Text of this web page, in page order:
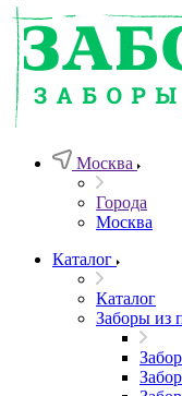
Москва
Города
Москва
Каталог
Каталог
Заборы из